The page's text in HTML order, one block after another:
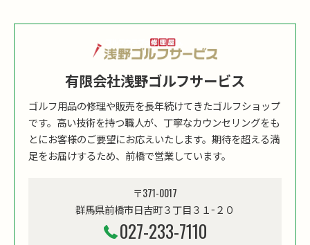
有限会社浅野ゴルフサービス
ゴルフ用品の修理や販売を長年続けてきたゴルフショップ
です。高い技術を持つ職人が、丁寧なカウンセリングをも
とにお客様のご要望にお応えいたします。期待を超える満
足をお届けするため、前橋で営業しています。
〒371-0017
群馬県前橋市日吉町３丁目３１−２０
027-233-7110